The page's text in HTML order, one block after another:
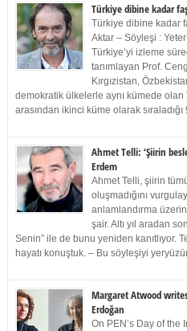
Türkiye dibine kadar
Türkiye dibine kadar
Aktar – Söyleşi :
Türkiye’yi izleme
tanımlayan Prof.
Kırgızistan,
demokratik ülkelerle aynı kümede olan
arasından ikinci küme olarak
Ahmet Telli: ‘Şiirin
Erdem
Ahmet Telli, şiirin
oluşmadığını
anlamlandırma
şair. Altı yıl aradan
Senin” ile de bunu yeniden kanıtlıyor.
hayatı konuştuk. – Bu söyleşiyi
Margaret Atwood
Erdoğan
On PEN’s Day of the